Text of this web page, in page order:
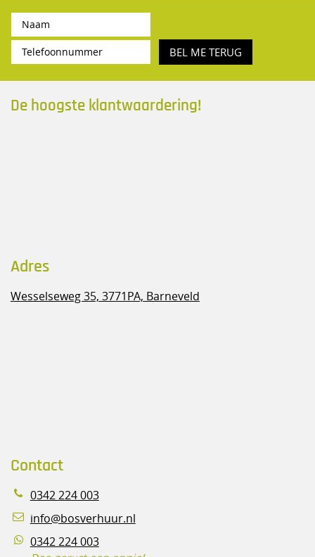
BEL ME TERUG
De hoogste klantwaardering!
Adres
Wesselseweg 35, 3771PA, Barneveld
Contact
0342 224 003
info@bosverhuur.nl
0342 224 003